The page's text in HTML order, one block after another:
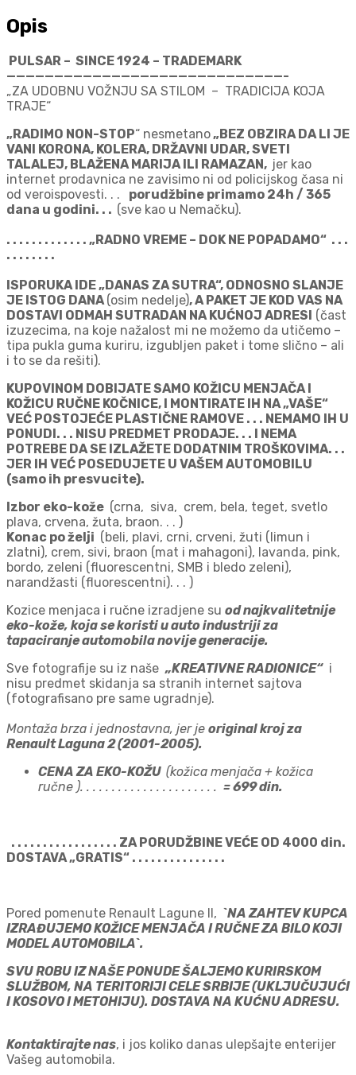
Opis
PULSAR – SINCE 1924 – TRADEMARK
—————————————————————————————-
„ZA UDOBNU VOŽNJU SA STILOM – TRADICIJA KOJA
TRAJE“
„RADIMO NON-STOP“ nesmetano „BEZ OBZIRA DA LI JE
VANI KORONA, KOLERA, DRŽAVNI UDAR, SVETI
TALALEJ, BLAŽENA MARIJA ILI RAMAZAN, jer kao
internet prodavnica ne zavisimo ni od policijskog časa ni
od veroispovesti. . .
porudžbine primamo 24h / 365
dana u godini. . . (sve kao u Nemačku).
. . . . . . . . . . . . . „RADNO VREME – DOK NE POPADAMO“ . . .
. . . . . . . .
ISPORUKA IDE „DANAS ZA SUTRA“, ODNOSNO SLANJE
JE ISTOG DANA (osim nedelje), A PAKET JE KOD VAS NA
DOSTAVI ODMAH SUTRADAN NA KUĆNOJ ADRESI (čast
izuzecima, na koje nažalost mi ne možemo da utičemo –
tipa pukla guma kuriru, izgubljen paket i tome slično – ali
i to se da rešiti).
KUPOVINOM DOBIJATE SAMO KOŽICU MENJAČA I
KOŽICU RUČNE KOČNICE, I MONTIRATE IH NA „VAŠE“
VEĆ POSTOJEĆE PLASTIČNE RAMOVE . . . NEMAMO IH U
PONUDI. . . NISU PREDMET PRODAJE. . . I NEMA
POTREBE DA SE IZLAŽETE DODATNIM TROŠKOVIMA. . .
JER IH VEĆ POSEDUJETE U VAŠEM AUTOMOBILU
(samo ih presvucite).
Izbor eko-kože (crna, siva, crem, bela, teget, svetlo
plava, crvena, žuta, braon. . . )
Konac po želji (beli, plavi, crni, crveni, žuti (limun i
zlatni), crem, sivi, braon (mat i mahagoni), lavanda, pink,
bordo, zeleni (fluorescentni, SMB i bledo zeleni),
narandžasti (fluorescentni). . . )
Kozice menjaca i ručne izradjene su od najkvalitetnije
eko-kože, koja se koristi u auto industriji za
tapaciranje automobila novije generacije.
Sve fotografije su iz naše „KREATIVNE RADIONICE“i
nisu predmet skidanja sa stranih internet sajtova
(fotografisano pre same ugradnje).
Montaža brza i jednostavna, jer je original kroj za
Renault Laguna 2 (2001-2005).
CENA ZA EKO-KOŽU (kožica menjača + kožica
ručne ). . . . . . . . . . . . . . . . . . . . . . = 699 din.
. . . . . . . . . . . . . . . . . ZA PORUDŽBINE VEĆE OD 4000 din.
DOSTAVA „GRATIS“ . . . . . . . . . . . . . . .
Pored pomenute Renault Lagune II, `NA ZAHTEV KUPCA
IZRAĐUJEMO KOŽICE MENJAČA I RUČNE ZA BILO KOJI
MODEL AUTOMOBILA`.
SVU ROBU IZ NAŠE PONUDE ŠALJEMO KURIRSKOM
SLUŽBOM, NA TERITORIJI CELE SRBIJE (UKLJUČUJUĆI
I KOSOVO I METOHIJU). DOSTAVA NA KUĆNU ADRESU.
Kontaktirajte nas, i jos koliko danas ulepšajte enterijer
Vašeg automobila.